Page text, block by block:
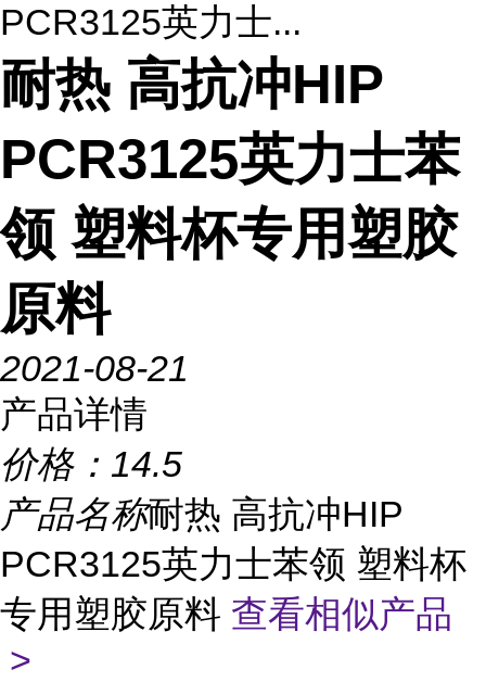
PCR3125英力士...
耐热 高抗冲HIP
PCR3125英力士苯
领 塑料杯专用塑胶
原料
2021-08-21
产品详情
价格： 14.5
产品名称耐热 高抗冲HIP
PCR3125英力士苯领 塑料杯
专用塑胶原料 查看相似产品
>